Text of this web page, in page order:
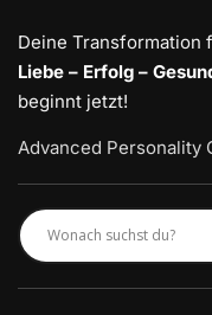
Deine Transformation
Liebe – Erfolg –
beginnt jetzt!
Advanced Personality